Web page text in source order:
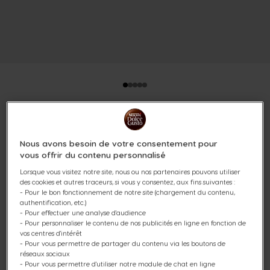
PACK NEO CAFFÈ BLANCHE +
SELECTION CAFÉS LONGS 4
BOÎTES
(3)
Découvrez notre pack composé d'une machine à café
Nous avons besoin de votre consentement pour
vous offrir du contenu personnalisé
Lorsque vous visitez notre site, nous ou nos partenaires pouvons utiliser
des cookies et autres traceurs, si vous y consentez, aux fins suivantes :
- Pour le bon fonctionnement de notre site (chargement du contenu,
authentification, etc.)
- Pour effectuer une analyse d'audience
- Pour personnaliser le contenu de nos publicités en ligne en fonction de
vos centres d'intérêt
- Pour vous permettre de partager du contenu via les boutons de
réseaux sociaux
- Pour vous permettre d'utiliser notre module de chat en ligne